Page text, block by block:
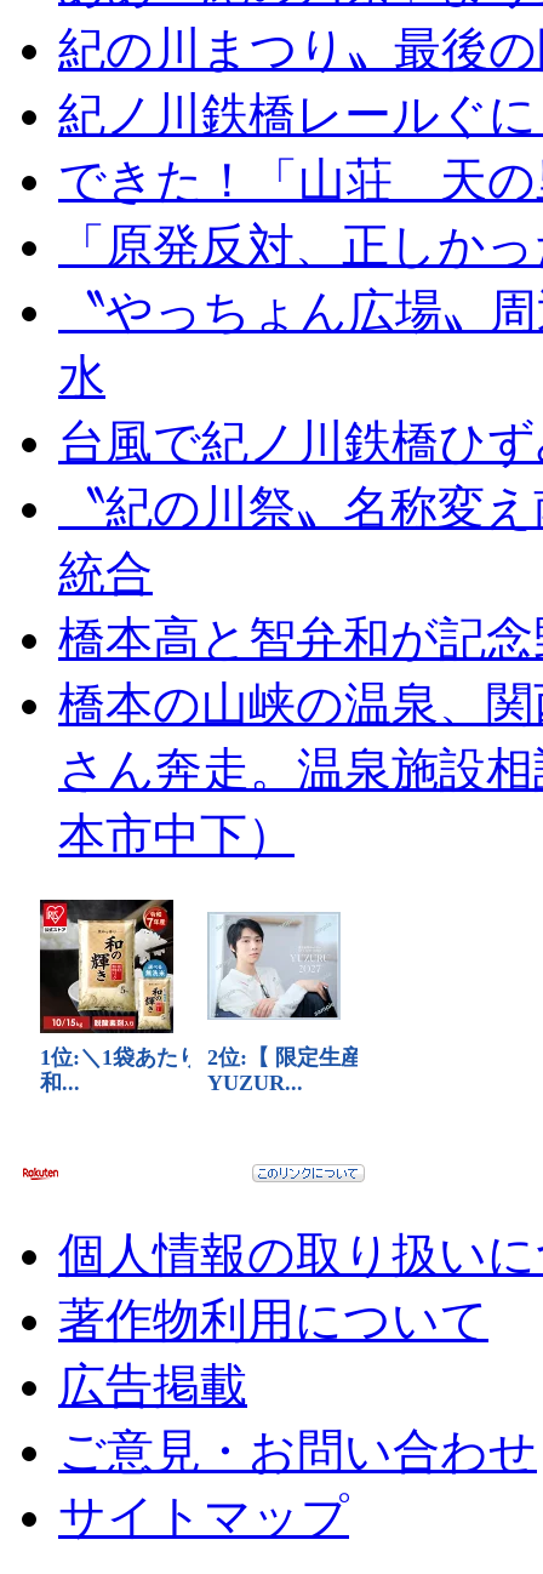
紀の川まつり〟最後
紀ノ川鉄橋レールぐ
できた！「山荘 天の
「原発反対、正しか
〝やっちょん広場〟
水
台風で紀ノ川鉄橋ひ
〝紀の川祭〟名称変
統合
橋本高と智弁和が記
橋本の山峡の温泉、
さん奔走。温泉施設
本市中下）
個人情報の取り扱い
著作物利用について
広告掲載
ご意見・お問い合わせ
サイトマップ